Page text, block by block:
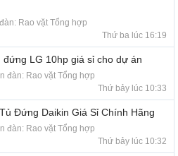
Rao vặt Tổng hợp
Thứ ba lúc 16:19
LG 10hp giá sỉ cho dự án
đàn: Rao vặt Tổng hợp
Thứ bảy lúc 10:33
Đứng Daikin Giá Sỉ Chính Hãng
đàn: Rao vặt Tổng hợp
Thứ bảy lúc 10:32